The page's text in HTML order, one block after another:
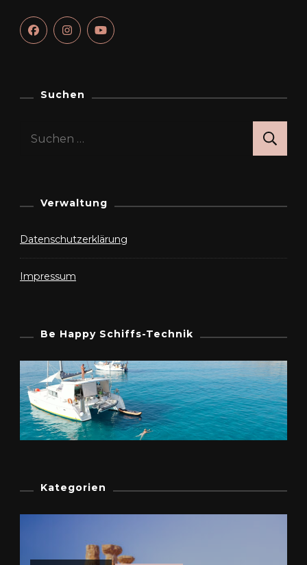
Suchen
Suchen
Verwaltung
Datenschutzerklärung
Impressum
Be Happy Schiffs-Technik
Kategorien